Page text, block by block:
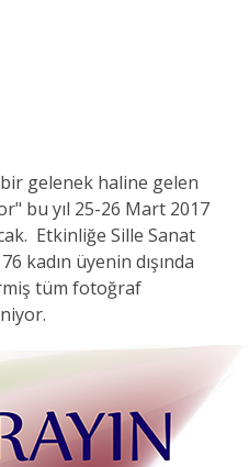
bir gelenek haline gelen
bu yıl 25-26 Mart 2017
Etkinliğe Sille Sanat
kadın üyenin dışında
tüm fotoğraf